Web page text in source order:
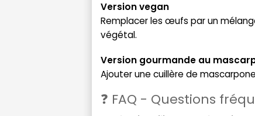
Version vegan
Remplacer les œufs par un
végétal.
Version gourmande au
Ajouter une cuillère de
❓ FAQ - Questions